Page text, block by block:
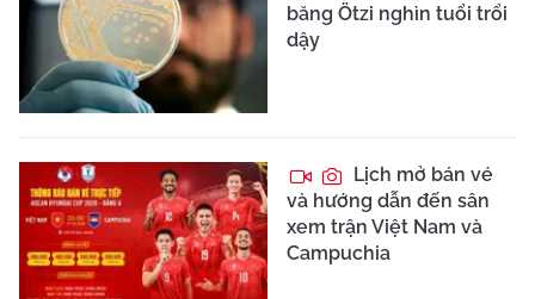
băng Ötzi nghìn tuổi trổi
dậy
Lịch mở bán vé
và hướng dẫn đến sân
xem trận Việt Nam và
Campuchia